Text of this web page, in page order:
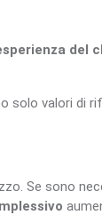
del
solo valori di
Se sono